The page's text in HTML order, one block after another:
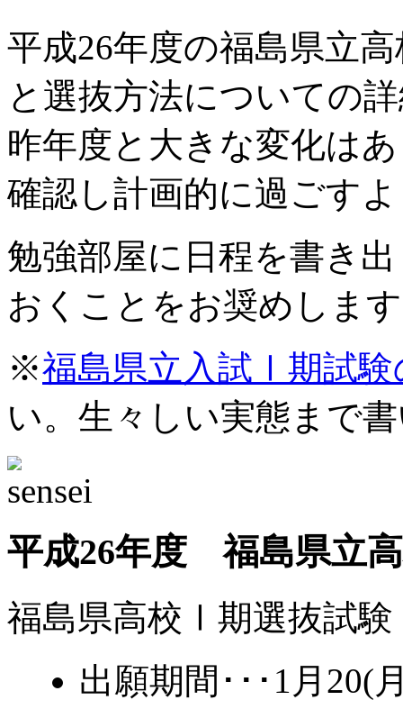
平成26年度の福島県立
と選抜方法についての
昨年度と大きな変化は
確認し計画的に過ごす
勉強部屋に日程を書き
おくことをお奨めしま
※福島県立入試Ⅰ期試験
い。生々しい実態まで
平成26年度 福島県立
福島県高校Ⅰ期選抜試験
出願期間･･･1月20(